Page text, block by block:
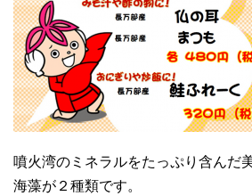
噴火湾のミネラルをたっぷり含んだ
海藻が２種類です。